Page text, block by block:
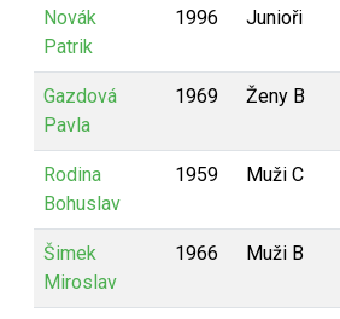
Novák
Patrik
1996 Junioři
Gazdová
Pavla
1969 Ženy B
Rodina
Bohuslav
1959 Muži C
Šimek
Miroslav
1966 Muži B